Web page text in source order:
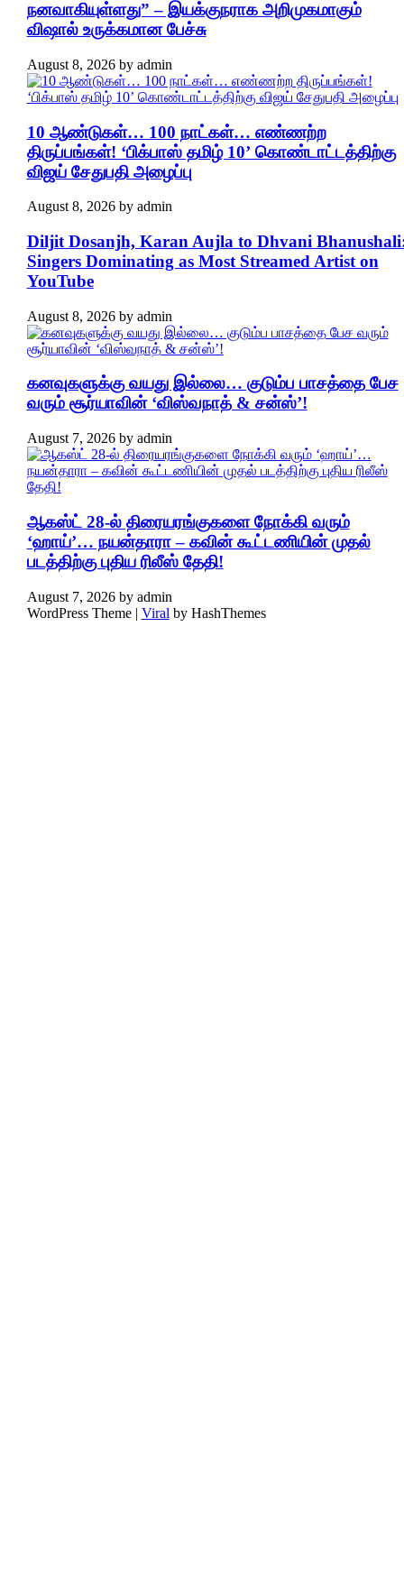
நனவாகியுள்ளது” – இயக்குநராக அறிமுகமாகும்
விஷால் உருக்கமான பேச்சு
August 8, 2026by admin
10 ஆண்டுகள்… 100 நாட்கள்… எண்ணற்ற
திருப்பங்கள்! ‘பிக்பாஸ் தமிழ் 10’ கொண்டாட்டத்திற்கு
விஜய் சேதுபதி அழைப்பு
August 8, 2026by admin
Diljit Dosanjh, Karan Aujla to Dhvani
Singers Dominating as Most Streamed Artist on
YouTube
August 8, 2026by admin
கனவுகளுக்கு வயது இல்லை… குடும்ப பாசத்தை பேச
வரும் சூர்யாவின் ‘விஸ்வநாத் & சன்ஸ்’!
August 7, 2026by admin
ஆகஸ்ட் 28-ல் திரையரங்குகளை நோக்கி வரும்
‘ஹாய்’… நயன்தாரா – கவின் கூட்டணியின் முதல்
படத்திற்கு புதிய ரிலீஸ் தேதி!
August 7, 2026by admin
WordPress Theme | Viral by HashThemes